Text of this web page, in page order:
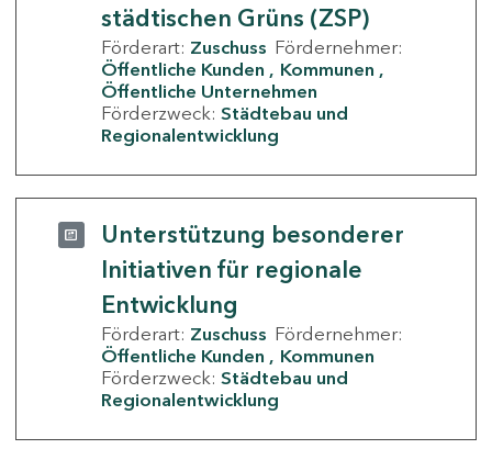
städtischen Grüns (ZSP)
Förderart: Zuschuss Fördernehmer:
Öffentliche Kunden
Kommunen
Öffentliche Unternehmen
Förderzweck: Städtebau und
Regionalentwicklung
Unterstützung besonderer
Initiativen für regionale
Entwicklung
Förderart: Zuschuss Fördernehmer:
Öffentliche Kunden
Kommunen
Förderzweck: Städtebau und
Regionalentwicklung